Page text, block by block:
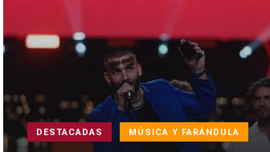
DESTACADAS MÚSICA Y FARÁNDULA